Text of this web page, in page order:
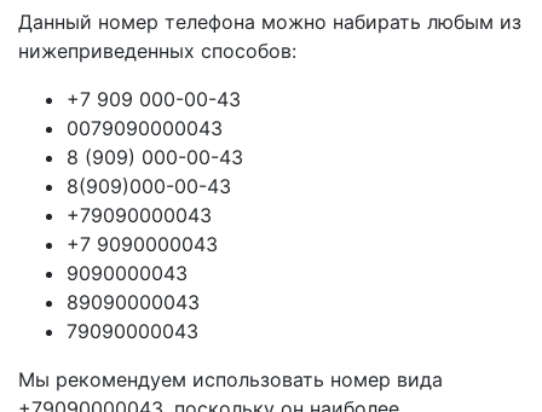
Данный номер телефона можно набирать любым из
нижеприведенных способов:
+7 909 000-00-43
0079090000043
8 (909) 000-00-43
8(909)000-00-43
+79090000043
+7 9090000043
9090000043
89090000043
79090000043
Мы рекомендуем использовать номер вида